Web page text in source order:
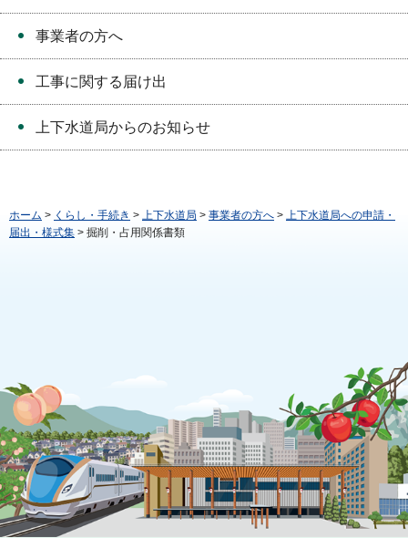
事業者の方へ
工事に関する届け出
上下水道局からのお知らせ
ホーム > くらし・手続き > 上下水道局 > 事業者の方へ > 上下水道局への申請・
届出・様式集 > 掘削・占用関係書類